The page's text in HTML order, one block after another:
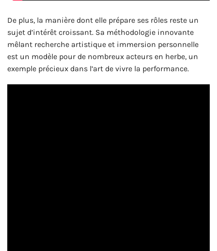
De plus, la manière dont elle prépare ses rôles reste un
sujet d’intérêt croissant. Sa méthodologie innovante
mêlant recherche artistique et immersion personnelle
est un modèle pour de nombreux acteurs en herbe, un
exemple précieux dans l’art de vivre la performance.